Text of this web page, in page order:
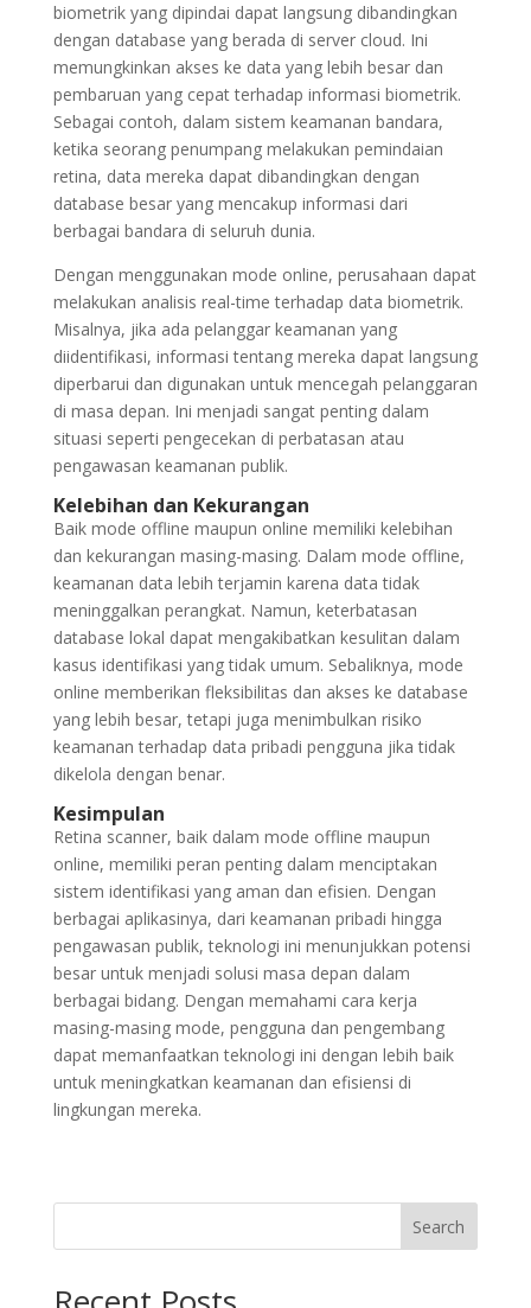
biometrik yang dipindai dapat langsung dibandingkan
dengan database yang berada di server cloud. Ini
memungkinkan akses ke data yang lebih besar dan
pembaruan yang cepat terhadap informasi biometrik.
Sebagai contoh, dalam sistem keamanan bandara,
ketika seorang penumpang melakukan pemindaian
retina, data mereka dapat dibandingkan dengan
database besar yang mencakup informasi dari
berbagai bandara di seluruh dunia.
Dengan menggunakan mode online, perusahaan dapat
melakukan analisis real-time terhadap data biometrik.
Misalnya, jika ada pelanggar keamanan yang
diidentifikasi, informasi tentang mereka dapat langsung
diperbarui dan digunakan untuk mencegah pelanggaran
di masa depan. Ini menjadi sangat penting dalam
situasi seperti pengecekan di perbatasan atau
pengawasan keamanan publik.
Kelebihan dan Kekurangan
Baik mode offline maupun online memiliki kelebihan
dan kekurangan masing-masing. Dalam mode offline,
keamanan data lebih terjamin karena data tidak
meninggalkan perangkat. Namun, keterbatasan
database lokal dapat mengakibatkan kesulitan dalam
kasus identifikasi yang tidak umum. Sebaliknya, mode
online memberikan fleksibilitas dan akses ke database
yang lebih besar, tetapi juga menimbulkan risiko
keamanan terhadap data pribadi pengguna jika tidak
dikelola dengan benar.
Kesimpulan
Retina scanner, baik dalam mode offline maupun
online, memiliki peran penting dalam menciptakan
sistem identifikasi yang aman dan efisien. Dengan
berbagai aplikasinya, dari keamanan pribadi hingga
pengawasan publik, teknologi ini menunjukkan potensi
besar untuk menjadi solusi masa depan dalam
berbagai bidang. Dengan memahami cara kerja
masing-masing mode, pengguna dan pengembang
dapat memanfaatkan teknologi ini dengan lebih baik
untuk meningkatkan keamanan dan efisiensi di
lingkungan mereka.
Search